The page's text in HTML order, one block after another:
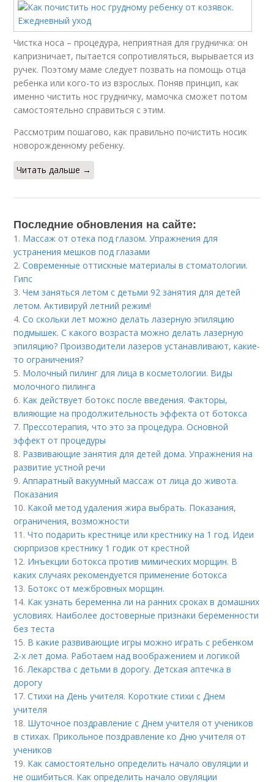
Чистка носа – процедура, неприятная для грудничка: он
капризничает, пытается сопротивляться, вырывается из
ручек. Поэтому маме следует позвать на помощь отца
ребенка или кого-то из взрослых. Поняв принцип, как
именно чистить нос грудничку, мамочка сможет потом
самостоятельно справиться с этим.
Рассмотрим пошагово, как правильно почистить носик
новорожденному ребенку.
Читать дальше →
Последние обновления на сайте:
1. Массаж от отека под глазом. Упражнения для
устранения мешков под глазами
2.Современные оттискные материалы в стоматологии.
Гипс
3.Чем заняться летом с детьми 92 занятия для детей
летом. Активируй летний режим!
4.Со скольки лет можно делать лазерную эпиляцию
подмышек. С какого возраста можно делать лазерную
эпиляцию? Производители лазеров устанавливают, какие-
то ограничения?
5. Молочный пилинг для лица в косметологии. Виды
молочного пилинга
6. Как действует ботокс после введения. Факторы,
влияющие на продолжительность эффекта от ботокса
7. Прессотерапия, что это за процедура. Основной
эффект от процедуры
8. Развивающие занятия для детей дома. Упражнения на
развитие устной речи
9.Аппаратный вакуумный массаж от лица до живота.
Показания
10. Какой метод удаления жира выбрать. Показания,
ограничения, возможности
11.Что подарить крестнице или крестнику на 1 год. Идеи
сюрпризов крестнику 1 годик от крестной
12. Инъекции ботокса против мимических морщин. В
каких случаях рекомендуется применение ботокса
13. Ботокс от межбровных морщин.
14. Как узнать беременна ли на ранних сроках в домашних
условиях. Наиболее достоверные признаки беременности
без теста
15. В какие развивающие игры можно играть с ребенком
2-х лет дома. Работаем над воображением и логикой
16.Лекарства с детьми в дорогу. Детская аптечка в
дорогу
17.Стихи на День учителя. Короткие стихи с Днем
учителя
18. Шуточное поздравление с Днем учителя от учеников
в стихах. Прикольное поздравление ко Дню учителя от
учеников
19. Как самостоятельно определить начало овуляции и
не ошибиться. Как определить начало овуляции